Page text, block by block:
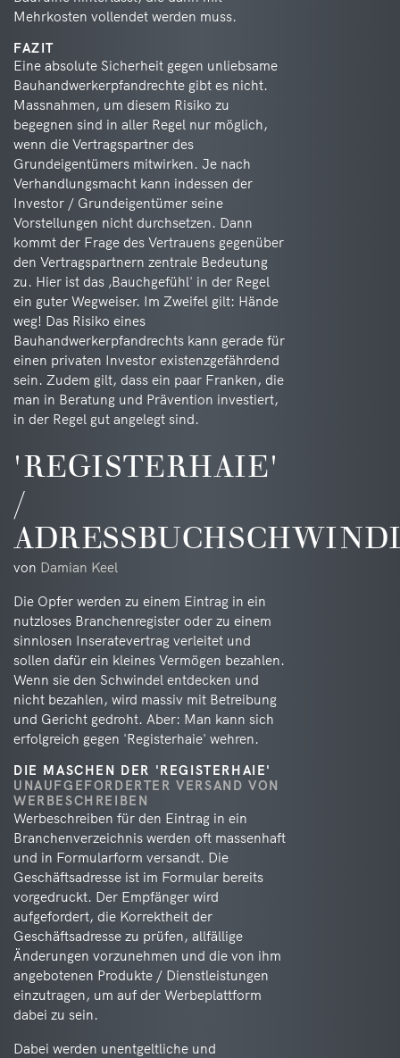
Mehrkosten vollendet werden muss.
FAZIT
Eine absolute Sicherheit gegen unliebsame
Bauhandwerkerpfandrechte gibt es nicht.
Massnahmen, um diesem Risiko zu
begegnen sind in aller Regel nur möglich,
wenn die Vertragspartner des
Grundeigentümers mitwirken. Je nach
Verhandlungsmacht kann indessen der
Investor / Grundeigentümer seine
Vorstellungen nicht durchsetzen. Dann
kommt der Frage des Vertrauens gegenüber
den Vertragspartnern zentrale Bedeutung
zu. Hier ist das ‚Bauchgefühl' in der Regel
ein guter Wegweiser. Im Zweifel gilt: Hände
weg! Das Risiko eines
Bauhandwerkerpfandrechts kann gerade für
einen privaten Investor existenzgefährdend
sein. Zudem gilt, dass ein paar Franken, die
man in Beratung und Prävention investiert,
in der Regel gut angelegt sind.
'REGISTERHAIE'
/
von Damian Keel
Die Opfer werden zu einem Eintrag in ein
nutzloses Branchenregister oder zu einem
sinnlosen Inseratevertrag verleitet und
sollen dafür ein kleines Vermögen bezahlen.
Wenn sie den Schwindel entdecken und
nicht bezahlen, wird massiv mit Betreibung
und Gericht gedroht. Aber: Man kann sich
erfolgreich gegen 'Registerhaie' wehren.
DIE MASCHEN DER 'REGISTERHAIE'
UNAUFGEFORDERTER VERSAND VON
WERBESCHREIBEN
Werbeschreiben für den Eintrag in ein
Branchenverzeichnis werden oft massenhaft
und in Formularform versandt. Die
Geschäftsadresse ist im Formular bereits
vorgedruckt. Der Empfänger wird
aufgefordert, die Korrektheit der
Geschäftsadresse zu prüfen, allfällige
Änderungen vorzunehmen und die von ihm
angebotenen Produkte / Dienstleistungen
einzutragen, um auf der Werbeplattform
dabei zu sein.
Dabei werden unentgeltliche und